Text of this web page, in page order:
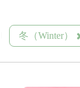
冬（Winter）